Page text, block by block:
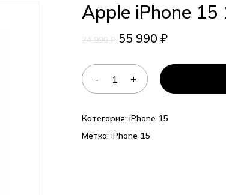
Apple iPhone 15
74 990₽ 55 990₽
Категория:iPhone 15
Метка:iPhone 15